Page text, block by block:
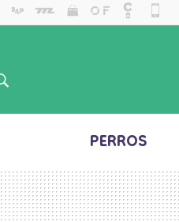
PERROS